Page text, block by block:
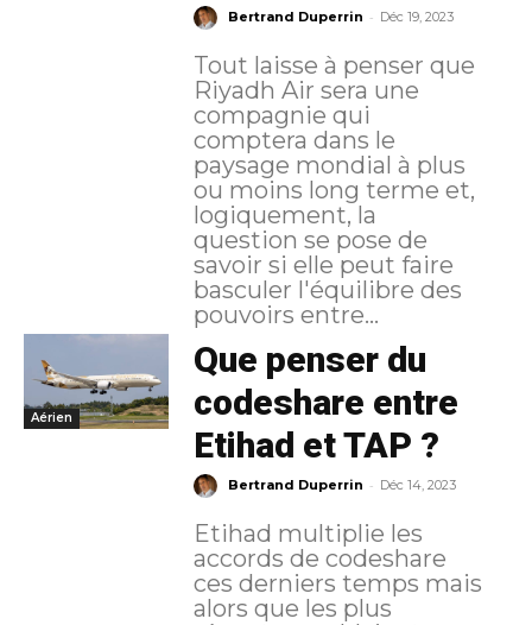
Bertrand Duperrin - Déc 19, 2023
Tout laisse à penser que
Riyadh Air sera une
compagnie qui
comptera dans le
paysage mondial à plus
ou moins long terme et,
logiquement, la
question se pose de
savoir si elle peut faire
basculer l'équilibre des
pouvoirs entre...
Aérien
Que penser du
codeshare entre
Etihad et TAP ?
Bertrand Duperrin - Déc 14, 2023
Etihad multiplie les
accords de codeshare
ces derniers temps mais
alors que les plus